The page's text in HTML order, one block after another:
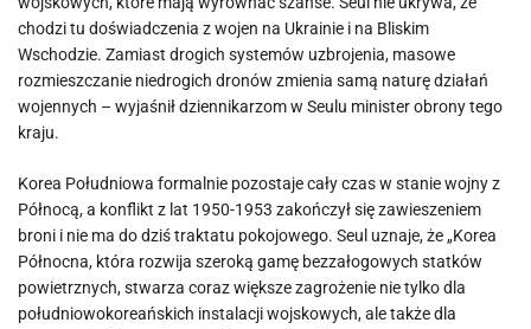
chodzi tu doświadczenia z wojen na Ukrainie i na Bliskim
Wschodzie. Zamiast drogich systemów uzbrojenia, masowe
rozmieszczanie niedrogich dronów zmienia samą naturę działań
wojennych – wyjaśnił dziennikarzom w Seulu minister obrony tego
kraju.
Korea Południowa formalnie pozostaje cały czas w stanie wojny z
Północą, a konflikt z lat 1950-1953 zakończył się zawieszeniem
broni i nie ma do dziś traktatu pokojowego. Seul uznaje, że „Korea
Północna, która rozwija szeroką gamę bezzałogowych statków
powietrznych, stwarza coraz większe zagrożenie nie tylko dla
południowokoreańskich instalacji wojskowych, ale także dla